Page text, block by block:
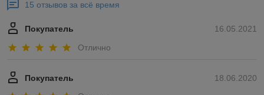
15 отзывов за всё время
16.05.2021
Покупатель
Отлично
18.06.2020
Покупатель